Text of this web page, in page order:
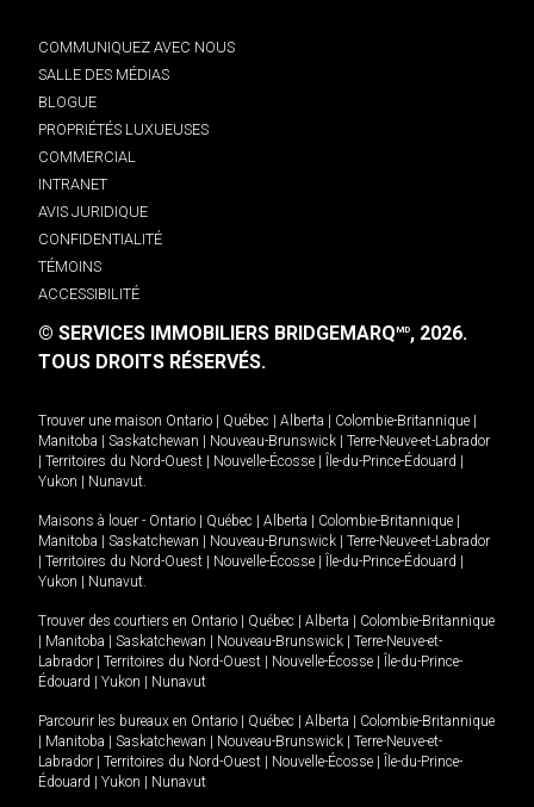
COMMUNIQUEZ AVEC NOUS
SALLE DES MÉDIAS
BLOGUE
PROPRIÉTÉS LUXUEUSES
COMMERCIAL
INTRANET
AVIS JURIDIQUE
CONFIDENTIALITÉ
TÉMOINS
ACCESSIBILITÉ
© SERVICES IMMOBILIERS BRIDGEMARQMD, 2026.
TOUS DROITS RÉSERVÉS.
Trouver une maison Ontario Québec Alberta Colombie-Britannique
Manitoba
Saskatchewan Nouveau-Brunswick
Terre-Neuve-et-Labrador
Territoires du Nord-Ouest Nouvelle-Écosse Île-du-Prince-Édouard
Yukon
Nunavut.
Maisons à louer - Ontario Québec Alberta Colombie-Britannique
Manitoba
Saskatchewan Nouveau-Brunswick
Terre-Neuve-et-Labrador
Territoires du Nord-Ouest Nouvelle-Écosse Île-du-Prince-Édouard
Yukon
Nunavut.
Trouver des courtiers en Ontario Québec Alberta
Colombie-Britannique
Manitoba Saskatchewan Nouveau-Brunswick
Terre-Neuve-et-
Labrador
Territoires du Nord-Ouest Nouvelle-Écosse
Île-du-Prince-
Édouard
Yukon Nunavut
Parcourir les bureaux en Ontario Québec Alberta
Colombie-Britannique
Manitoba Saskatchewan Nouveau-Brunswick
Terre-Neuve-et-
Labrador
Territoires du Nord-Ouest Nouvelle-Écosse
Île-du-Prince-
Édouard
Yukon Nunavut